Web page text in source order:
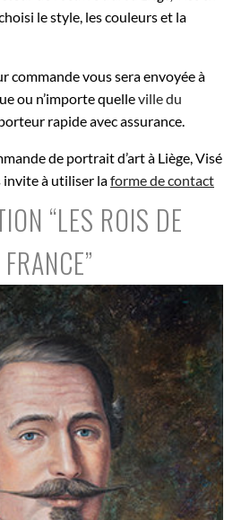
le style, les couleurs et la
commande vous sera envoyée à
ou n’importe quelleville du
rapide avec assurance.
de portrait d’art à Liège, Visé
invite à utiliser laforme de contact
“LES ROIS DE
FRANCE”